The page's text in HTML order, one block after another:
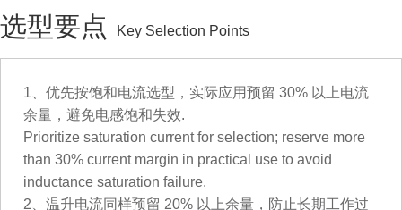
选型要点 Key Selection Points
1、优先按饱和电流选型，实际应用预留 30% 以上电流
余量，避免电感饱和失效.
Prioritize saturation current for selection; reserve more
than 30% current margin in practical use to avoid
inductance saturation failure.
2、温升电流同样预留 20% 以上余量，防止长期工作过